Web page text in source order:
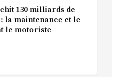
130 milliards de
la maintenance et le
le motoriste